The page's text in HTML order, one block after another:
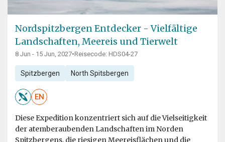
Nordspitzbergen Entdecker - Vielfältige
Landschaften, Meereis und Tierwelt
8 Jun - 15 Jun, 2027•Reisecode: HDS04-27
Spitzbergen North Spitsbergen
EN
Diese Expedition konzentriert sich auf die Vielseitigkeit
der atemberaubenden Landschaften im Norden
Spitzbergens, die riesigen Meereisflächen und die